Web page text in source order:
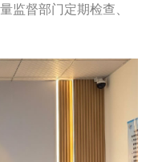
监督部门定期检查、